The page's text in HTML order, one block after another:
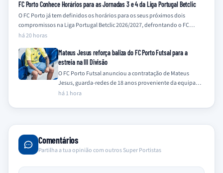
FC Porto Conhece Horários para as Jornadas 3 e 4 da Liga Portugal Betclic
O FC Porto já tem definidos os horários para os seus próximos dois
compromissos na Liga Portugal Betclic 2026/2027, defrontando o FC…
há 20 horas
Mateus Jesus reforça baliza do FC Porto Futsal para a
estreia na III Divisão
O FC Porto Futsal anunciou a contratação de Mateus
Jesus, guarda-redes de 18 anos proveniente da equipa
Sub-19 do clube, para a…
há 1 hora
Comentários
Partilha a tua opinião com outros Super Portistas